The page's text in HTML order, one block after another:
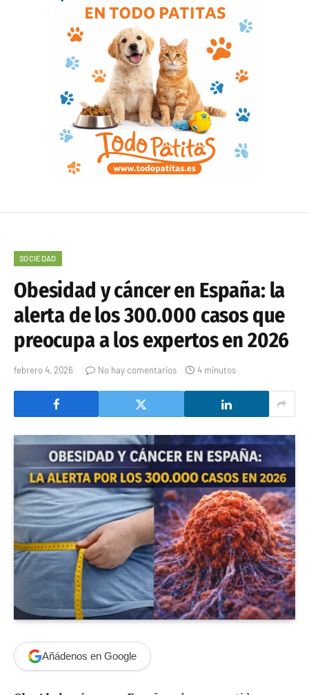
SOCIEDAD
Obesidad y cáncer en España: la
alerta de los 300.000 casos que
preocupa a los expertos en 2026
febrero 4, 2026 No hay comentarios 4 minutos
Añádenos en Google